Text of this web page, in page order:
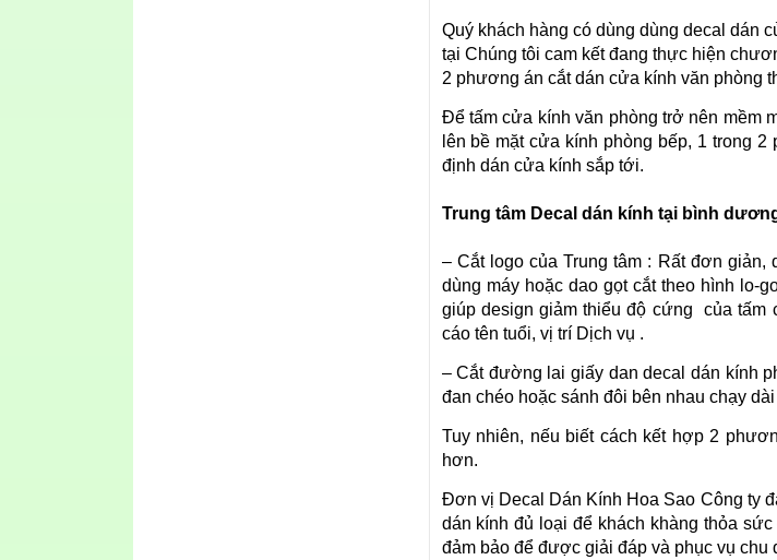
Quý khách hàng có dùng dùng decal dán
tại Chúng tôi cam kết đang thực hiện
2 phương án cắt dán cửa kính văn phòng
Để tấm cửa kính văn phòng trở nên mềm
lên bề mặt cửa kính phòng bếp, 1 trong
định dán cửa kính sắp tới.
Trung tâm Decal dán kính tại bình
– Cắt logo của Trung tâm : Rất đơn
dùng máy hoặc dao gọt cắt theo hình lo-
giúp design giảm thiểu độ cứng của tấm
cáo tên tuổi, vị trí Dịch vụ .
– Cắt đường lai giấy dan decal dán kính
đan chéo hoặc sánh đôi bên nhau chạy
Tuy nhiên, nếu biết cách kết hợp 2
hơn.
Đơn vị Decal Dán Kính Hoa Sao Công ty
dán kính đủ loại để khách khàng thỏa
đảm bảo để được giải đáp và phục vụ chu